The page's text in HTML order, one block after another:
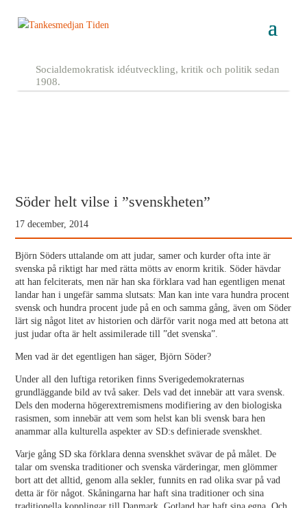
Socialdemokratisk idéutveckling, kritik och politik sedan
1908.
Söder helt vilse i ”svenskheten”
17 december, 2014
Björn Söders uttalande om att judar, samer och kurder ofta inte är
svenska på riktigt har med rätta mötts av enorm kritik. Söder hävdar
att han felciterats, men när han ska förklara vad han egentligen menat
landar han i ungefär samma slutsats: Man kan inte vara hundra procent
svensk och hundra procent jude på en och samma gång, även om Söder
lärt sig något litet av historien och därför varit noga med att betona att
just judar ofta är helt assimilerade till ”det svenska”.
Men vad är det egentligen han säger, Björn Söder?
Under all den luftiga retoriken finns Sverigedemokraternas
grundläggande bild av två saker. Dels vad det innebär att vara svensk.
Dels den moderna högerextremismens modifiering av den biologiska
rasismen, som innebär att vem som helst kan bli svensk bara hen
anammar alla kulturella aspekter av SD:s definierade svenskhet.
Varje gång SD ska förklara denna svenskhet svävar de på målet. De
talar om svenska traditioner och svenska värderingar, men glömmer
bort att det alltid, genom alla sekler, funnits en rad olika svar på vad
detta är för något. Skåningarna har haft sina traditioner och sina